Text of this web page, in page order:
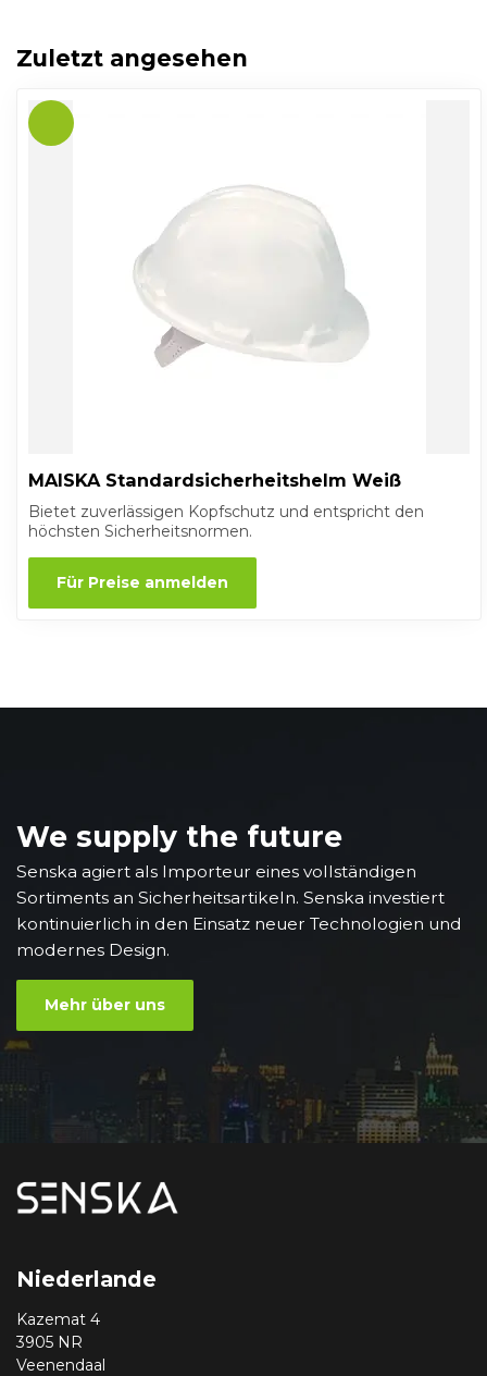
Zuletzt angesehen
MAISKA Standardsicherheitshelm Weiß
Bietet zuverlässigen Kopfschutz und entspricht den
höchsten Sicherheitsnormen.
Für Preise anmelden
We supply the future
Senska agiert als Importeur eines vollständigen
Sortiments an Sicherheitsartikeln. Senska investiert
kontinuierlich in den Einsatz neuer Technologien und
modernes Design.
Mehr über uns
Niederlande
Kazemat 4
3905 NR
Veenendaal